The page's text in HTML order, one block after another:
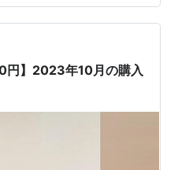
を楽しめる レディースT
ナップしています。普段使
円】2023年10月の購入